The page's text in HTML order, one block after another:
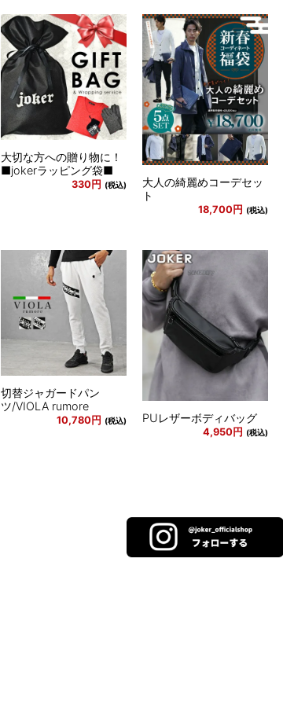
大切な方への贈り物に！
■jokerラッピング袋■
330円 (税込)
大人の綺麗めコーデセッ
ト
18,700円 (税込)
切替ジャガードパン
ツ/VIOLA rumore
10,780円 (税込) PUレザーボディバッグ
4,950円 (税込)